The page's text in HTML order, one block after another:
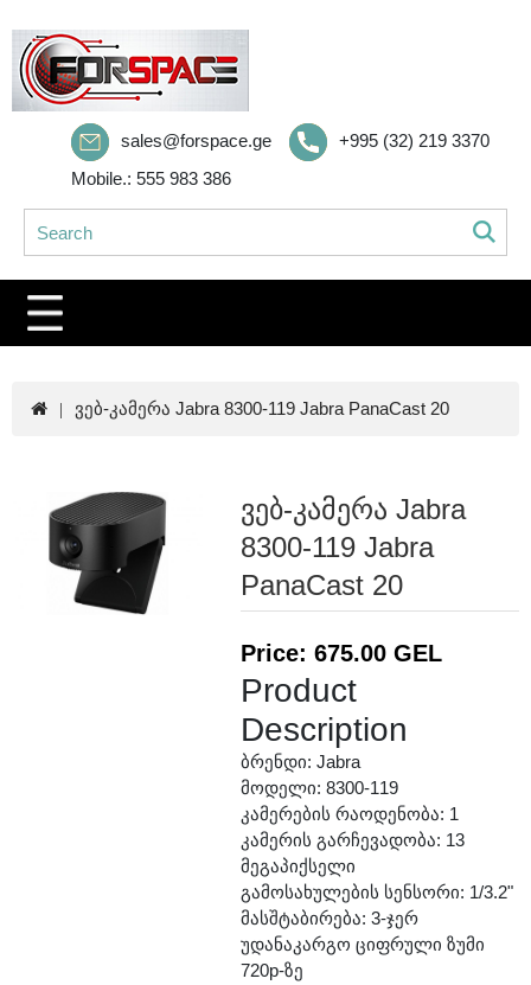
sales@forspace.ge
+995 (32) 219 3370
Mobile.: 555 983 386
ვებ-კამერა Jabra 8300-119 Jabra PanaCast 20
ვებ-კამერა Jabra
8300-119 Jabra
PanaCast 20
Price: 675.00 GEL
Product
Description
ბრენდი: Jabra
მოდელი: 8300-119
კამერების რაოდენობა: 1
კამერის გარჩევადობა: 13
მეგაპიქსელი
გამოსახულების სენსორი: 1/3.2"
მასშტაბირება: 3-ჯერ
უდანაკარგო ციფრული ზუმი
720p-ზე